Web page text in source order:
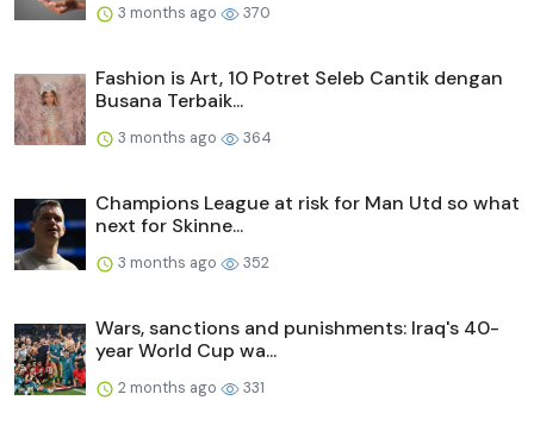
3 months ago 370
Fashion is Art, 10 Potret Seleb Cantik dengan
Busana Terbaik...
3 months ago 364
Champions League at risk for Man Utd so what
next for Skinne...
3 months ago 352
Wars, sanctions and punishments: Iraq's 40-
year World Cup wa...
2 months ago 331